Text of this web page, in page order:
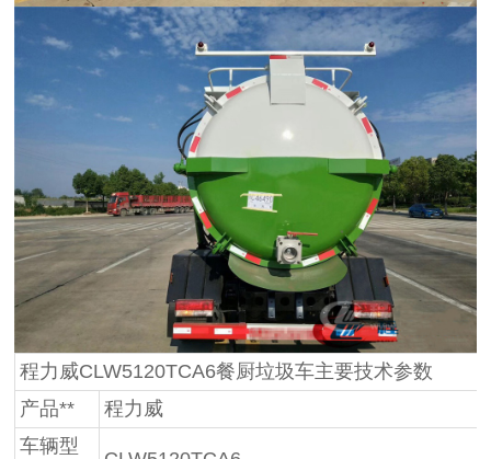
程力威CLW5120TCA6餐厨垃圾车主要技术参数
产品**
程力威
车辆型